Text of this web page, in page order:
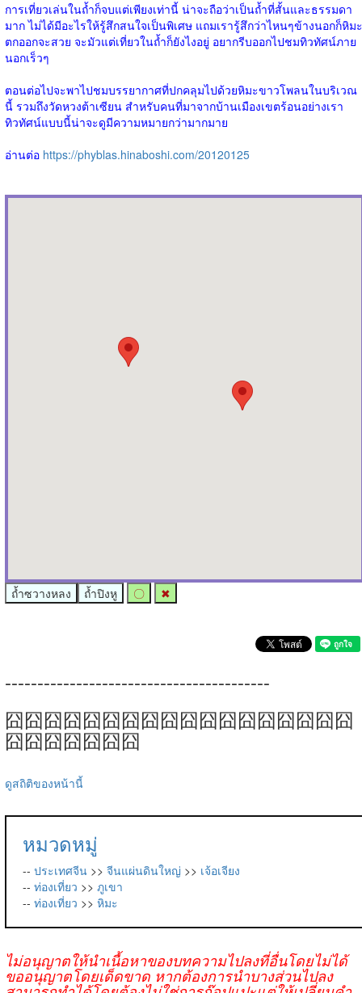
การเที่ยวเล่นในถ้ำก็จบแต่เพียงเท่านี้ น่าจะถือว่าเป็นถ้ำที่สั้นและธรรมดา
มาก ไม่ได้มีอะไรให้รู้สึกสนใจเป็นพิเศษ แถมเรารู้สึกว่าไหนๆข้างนอกก็หิมะ
ตกออกจะสวย จะมัวแต่เที่ยวในถ้ำก็ยังไงอยู่ อยากรีบออกไปชมทิวทัศน์ภาย
นอกเร็วๆ
ตอนต่อไปจะพาไปชมบรรยากาศที่ปกคลุมไปด้วยหิมะขาวโพลนในบริเวณ
นี้ รวมถึงวัดหวงต้าเซียน สำหรับคนที่มาจากบ้านเมืองเขตร้อนอย่างเรา
ทิวทัศน์แบบนี้น่าจะดูมีความหมายกว่ามากมาย
อ่านต่อ https://phyblas.hinaboshi.com/20120125
ถ้ำซวางหลง ถ้ำปิงหู 〇 ✖
-----------------------------------------
囧囧囧囧囧囧囧囧囧囧囧囧囧囧囧囧囧囧
囧囧囧囧囧囧囧
ดูสถิติของหน้านี้
หมวดหมู่
-- ประเทศจีน >> จีนแผ่นดินใหญ่ >> เจ้อเจียง
-- ท่องเที่ยว >> ภูเขา
-- ท่องเที่ยว >> หิมะ
ไม่อนุญาตให้นำเนื้อหาของบทความไปลงที่อื่นโดยไม่ได้
ขออนุญาตโดยเด็ดขาด หากต้องการนำบางส่วนไปลง